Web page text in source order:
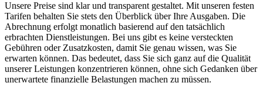
Unsere Preise sind klar und transparent gestaltet. Mit unseren festen
Tarifen behalten Sie stets den Überblick über Ihre Ausgaben. Die
Abrechnung erfolgt monatlich basierend auf den tatsächlich
erbrachten Dienstleistungen. Bei uns gibt es keine versteckten
Gebühren oder Zusatzkosten, damit Sie genau wissen, was Sie
erwarten können. Das bedeutet, dass Sie sich ganz auf die Qualität
unserer Leistungen konzentrieren können, ohne sich Gedanken über
unerwartete finanzielle Belastungen machen zu müssen.